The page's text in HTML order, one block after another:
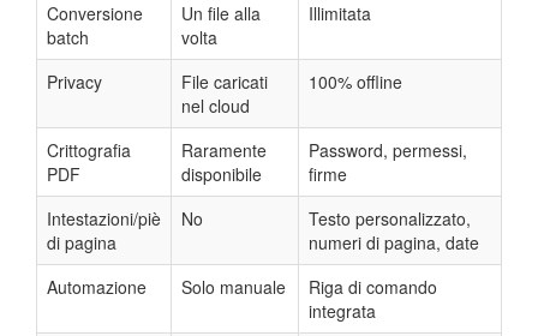
Conversione
batch
Un file alla
volta
Illimitata
Privacy
File caricati
nel cloud
100% offline
Crittografia
PDF
Raramente
disponibile
Password, permessi,
firme
Intestazioni/piè
di pagina
No
Testo personalizzato,
numeri di pagina, date
Automazione
Solo manuale
Riga di comando
integrata